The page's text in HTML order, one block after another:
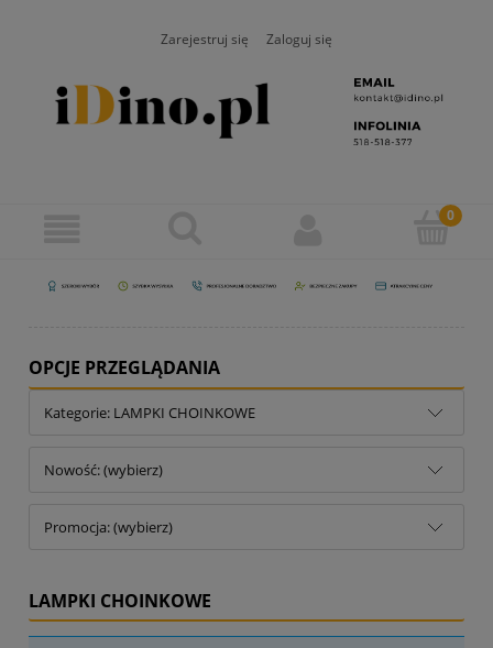
Zarejestruj się Zaloguj się
OPCJE PRZEGLĄDANIA
Kategorie: LAMPKI CHOINKOWE
Nowość: (wybierz)
Promocja: (wybierz)
LAMPKI CHOINKOWE